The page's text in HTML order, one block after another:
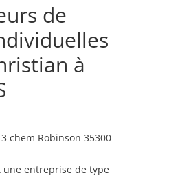
de
à
chem Robinson 35300
entreprise de type